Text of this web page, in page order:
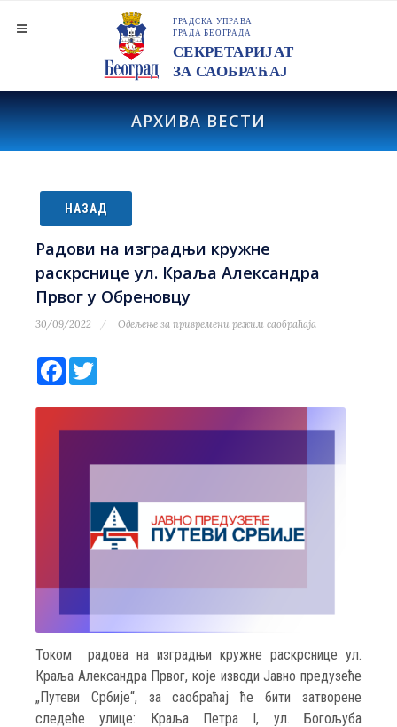
АРХИВА ВЕСТИ
НАЗАД
Радови на изградњи кружне
раскрснице ул. Краља Александра
Првог у Обреновцу
30/09/2022 Одељење за привремени режим саобраћаја
Facebook
Током радова на изградњи кружне раскрснице ул.
Краља Александра Првог, које изводи Јавно предузеће
„Путеви Србије“, за саобраћај ће бити затворене
следеће улице: Краља Петра I, ул. Богољуба